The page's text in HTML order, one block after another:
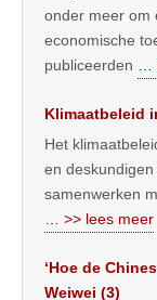
onder meer om
economische
publiceerden
Klimaatbeleid
Het
en
samenwerken
… >> lees meer
‘Hoe de
Weiwei (3)